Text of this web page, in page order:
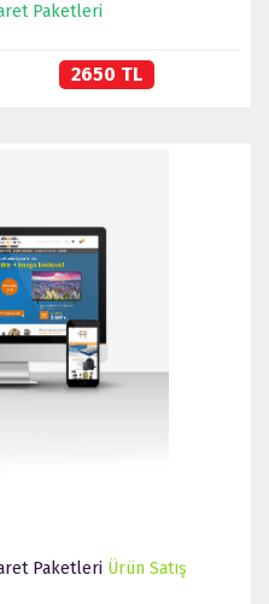
Paketleri
2650 TL
Paketleri Ürün Satış